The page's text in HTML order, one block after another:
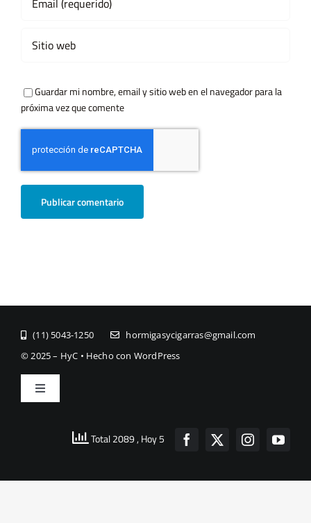
Guardar mi nombre, email y sitio web en el navegador para la
próxima vez que comente
(11) ­5043-1250
hormigasycigarras@gmail.com
© 2025 – HyC • Hecho con WordPress
Toggle
Total 2089, Hoy 5